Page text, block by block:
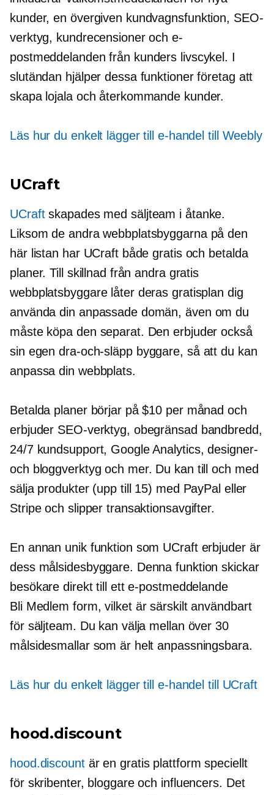
kunder, en övergiven kundvagnsfunktion, SEO-
verktyg, kundrecensioner och e-
postmeddelanden från kunders livscykel. I
slutändan hjälper dessa funktioner företag att
skapa lojala och återkommande kunder.
Läs hur du enkelt lägger till e-handel till Weebly
UCraft
UCraftskapades med säljteam i åtanke.
Liksom de andra webbplatsbyggarna på den
här listan har UCraft både gratis och betalda
planer. Till skillnad från andra gratis
webbplatsbyggare låter deras gratisplan dig
använda din anpassade domän, även om du
måste köpa den separat. Den erbjuder också
sin egendra-och-släppbyggare, så att du kan
anpassa din webbplats.
Betalda planer börjar på $10 per månad och
erbjuder SEO-verktyg, obegränsad bandbredd,
24/7 kundsupport, Google Analytics, designer-
och bloggverktyg och mer. Du kan till och med
sälja produkter (upp till 15) med PayPal eller
Stripe och slipper transaktionsavgifter.
En annan unik funktion som UCraft erbjuder är
dess målsidesbyggare. Denna funktion skickar
besökare direkt till ett e-postmeddelande
Bli Medlem form, vilket är särskilt användbart
för säljteam. Du kan välja mellan över 30
målsidesmallar som är helt anpassningsbara.
Läs hur du enkelt lägger till e-handel till UCraft
hood.discount
hood.discountär en gratis plattform speciellt
för skribenter, bloggare och influencers. Det